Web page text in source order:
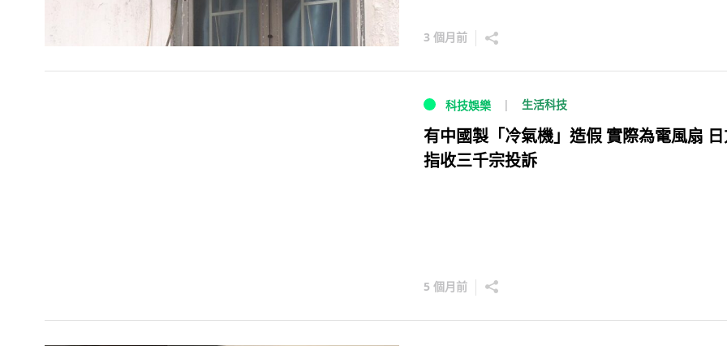
3 個月前
科技娛樂 生活科技
有中國製「冷氣機」造假 實際為電風扇
指收三千宗投訴
5 個月前